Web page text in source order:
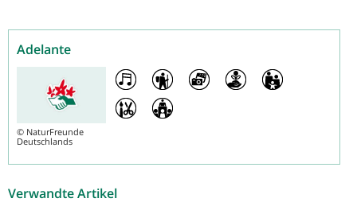
Adelante
© NaturFreunde
Deutschlands
Verwandte Artikel